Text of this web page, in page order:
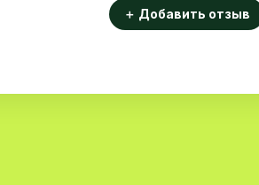
＋ Добавить отзыв